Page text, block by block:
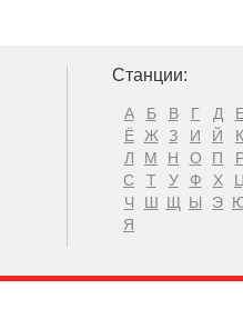
Станции:
А Б В Г Д
Ё
Ж З И Й
К
Л
М Н О П
С
Т У Ф Х
Ч
Ш Щ Ы Э
Я